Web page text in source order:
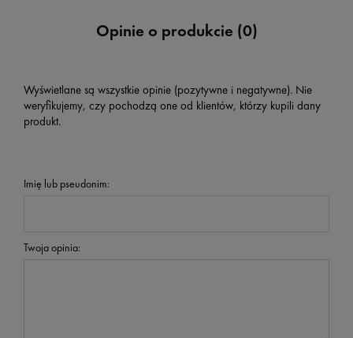
Opinie o produkcie (0)
Wyświetlane są wszystkie opinie (pozytywne i negatywne). Nie
weryfikujemy, czy pochodzą one od klientów, którzy kupili dany
produkt.
Imię lub pseudonim:
Twoja opinia: